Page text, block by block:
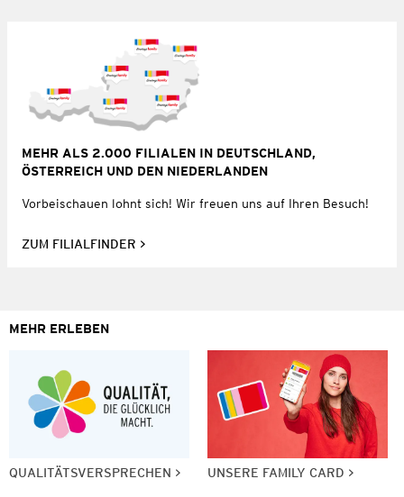
MEHR ALS 2.000 FILIALEN IN DEUTSCHLAND,
ÖSTERREICH UND DEN NIEDERLANDEN
Vorbeischauen lohnt sich! Wir freuen uns auf Ihren Besuch!
ZUM FILIALFINDER
MEHR ERLEBEN
QUALITÄTSVERSPRECHEN UNSERE FAMILY CARD